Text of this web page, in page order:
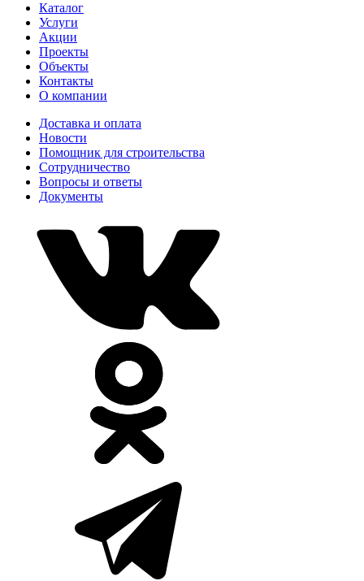
Каталог
Услуги
Акции
Проекты
Объекты
Контакты
О компании
Доставка и оплата
Новости
Помощник для строительства
Сотрудничество
Вопросы и ответы
Документы